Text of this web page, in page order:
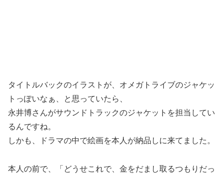
タイトルバックのイラストが、オメガトライブのジャケッ
トっぽいなぁ、と思っていたら、
永井博さんがサウンドトラックのジャケットを担当してい
るんですね。
しかも、ドラマの中で絵画を本人が納品しに来てました。
本人の前で、「どうせこれで、金をだまし取るつもりだっ